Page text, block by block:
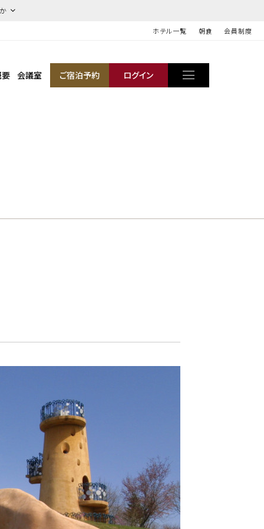
ホテル一覧 朝食 会員制度
要 会議室 ご宿泊予約 ログイン